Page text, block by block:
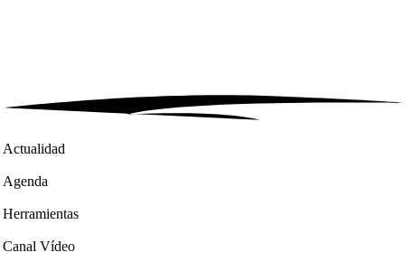
Actualidad
Agenda
Herramientas
Canal Vídeo